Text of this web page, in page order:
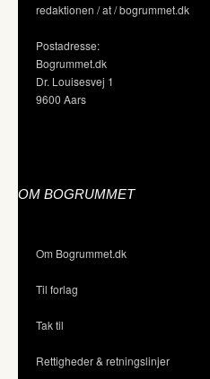
redaktionen / at / bogrummet.dk
Postadresse:
Bogrummet.dk
Dr. Louisesvej 1
9600 Aars
OM BOGRUMMET
Om Bogrummet.dk
Til forlag
Tak til
Rettigheder & retningslinjer